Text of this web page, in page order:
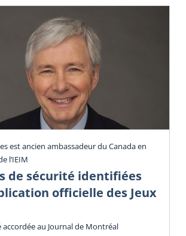
est ancien ambassadeur du Canada en
l’IEIM
de sécurité identifiées
officielle des Jeux
accordée au Journal de Montréal